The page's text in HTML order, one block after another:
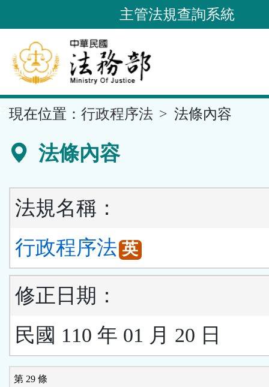
到
要
內
容
區
主管法規查詢系統
現在位置： 行政程序法 法條內容
法條內容
法規名稱：
行政程序法 英
修正日期：
民國 110 年 01 月 20 日
第 29 條